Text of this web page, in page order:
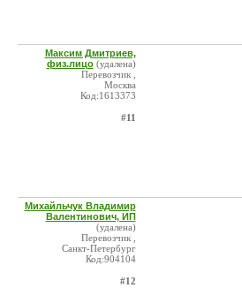
Максим Дмитриев,
физ.лицо (удалена)
Перевозчик ,
Москва
Код:1613373
#11
Михайльчук Владимир
Валентинович, ИП
(удалена)
Перевозчик ,
Санкт-Петербург
Код:904104
#12